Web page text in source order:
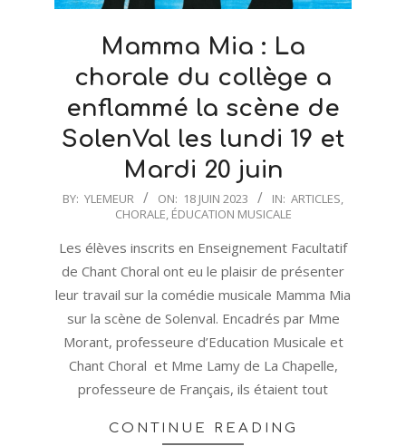
Mamma Mia : La
chorale du collège a
enflammé la scène de
SolenVal les lundi 19 et
Mardi 20 juin
2023-
18
BY: YLEMEUR ON: 18 JUIN 2023 IN: ARTICLES
CHORALE ÉDUCATION MUSICALE
Les élèves inscrits en Enseignement Facultatif
de Chant Choral ont eu le plaisir de présenter
leur travail sur la comédie musicale Mamma Mia
sur la scène de Solenval. Encadrés par Mme
Morant, professeure d’Education Musicale et
Chant Choral et Mme Lamy de La Chapelle,
professeure de Français, ils étaient tout
CONTINUE READING